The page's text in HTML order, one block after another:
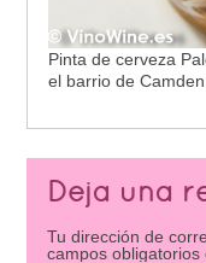
Pinta de cerveza
el barrio de
Deja una
Tu dirección de
campos